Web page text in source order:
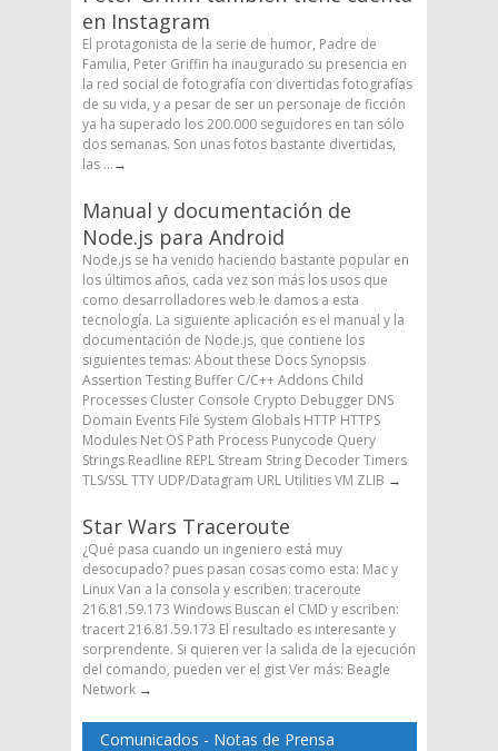
en Instagram
El protagonista de la serie de humor, Padre de
Familia, Peter Griffin ha inaugurado su presencia en
la red social de fotografía con divertidas fotografías
de su vida, y a pesar de ser un personaje de ficción
ya ha superado los 200.000 seguidores en tan sólo
dos semanas. Son unas fotos bastante divertidas,
las ...→
Manual y documentación de
Node.js para Android
Node.js se ha venido haciendo bastante popular en
los últimos años, cada vez son más los usos que
como desarrolladores web le damos a esta
tecnología. La siguiente aplicación es el manual y la
documentación de Node.js, que contiene los
siguientes temas: About these Docs Synopsis
Assertion Testing Buffer C/C++ Addons Child
Processes Cluster Console Crypto Debugger DNS
Domain Events File System Globals HTTP HTTPS
Modules Net OS Path Process Punycode Query
Strings Readline REPL Stream String Decoder Timers
TLS/SSL TTY UDP/Datagram URL Utilities VM ZLIB →
Star Wars Traceroute
¿Qué pasa cuando un ingeniero está muy
desocupado? pues pasan cosas como esta: Mac y
Linux Van a la consola y escriben: traceroute
216.81.59.173 Windows Buscan el CMD y escriben:
tracert 216.81.59.173 El resultado es interesante y
sorprendente. Si quieren ver la salida de la ejecución
del comando, pueden ver el gist Ver más: Beagle
Network →
Comunicados - Notas de Prensa